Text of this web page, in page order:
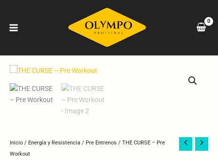
contenido
Inicio / Energía y Resistencia / Pre Entrenos / THE CURSE – Pre
Workout
THE
CURSE